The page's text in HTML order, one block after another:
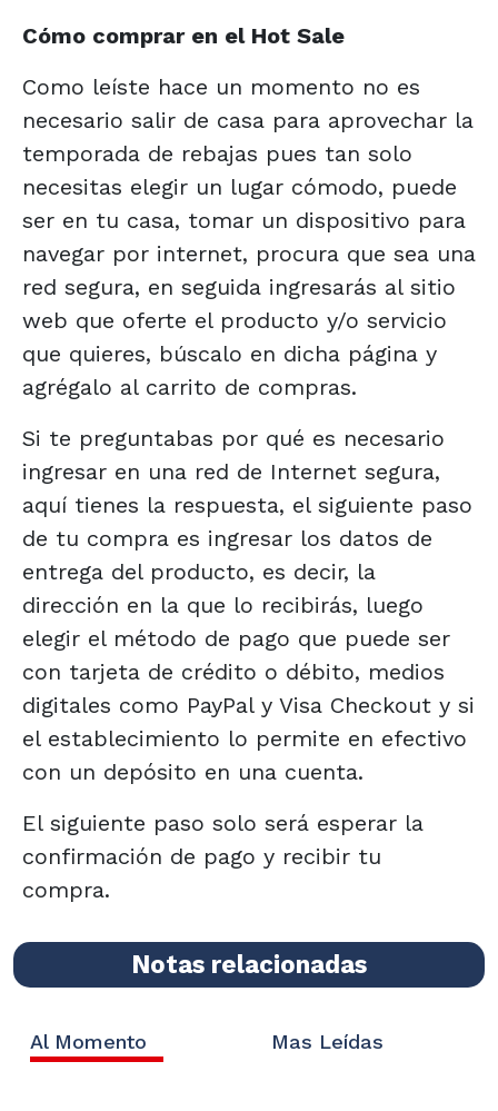
Cómo comprar en el Hot Sale
Como leíste hace un momento no es
necesario salir de casa para aprovechar la
temporada de rebajas pues tan solo
necesitas elegir un lugar cómodo, puede
ser en tu casa, tomar un dispositivo para
navegar por internet, procura que sea una
red segura, en seguida ingresarás al sitio
web que oferte el producto y/o servicio
que quieres, búscalo en dicha página y
agrégalo al carrito de compras.
Si te preguntabas por qué es necesario
ingresar en una red de Internet segura,
aquí tienes la respuesta, el siguiente paso
de tu compra es ingresar los datos de
entrega del producto, es decir, la
dirección en la que lo recibirás, luego
elegir el método de pago que puede ser
con tarjeta de crédito o débito, medios
digitales como PayPal y Visa Checkout y si
el establecimiento lo permite en efectivo
con un depósito en una cuenta.
El siguiente paso solo será esperar la
confirmación de pago y recibir tu
compra.
Notas relacionadas
Al Momento Mas Leídas